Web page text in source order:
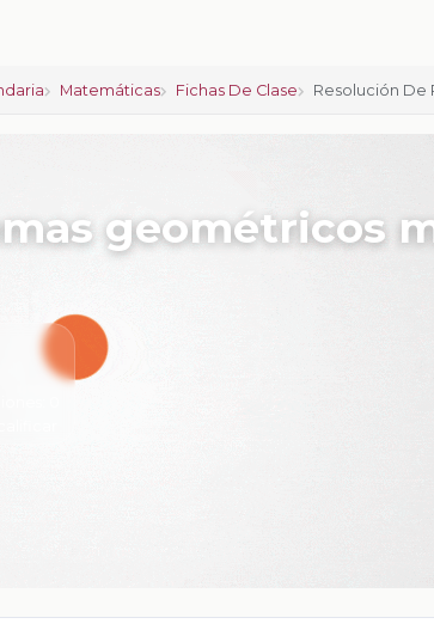
Matemáticas Fichas De Clase Resolución De
geométricos